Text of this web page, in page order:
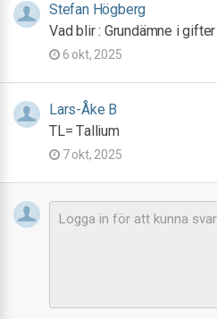
Stefan Högberg
Vad blir : Grundämne i
6 okt, 2025
Lars-Åke B
TL= Tallium
7 okt, 2025